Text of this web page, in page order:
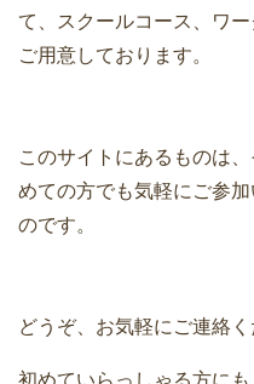
て、スクールコース、ワ
ご用意しております。
このサイトにあるものは
めての方でも気軽にご参
のです。
どうぞ、お気軽にご連絡く
初めていらっしゃる方に